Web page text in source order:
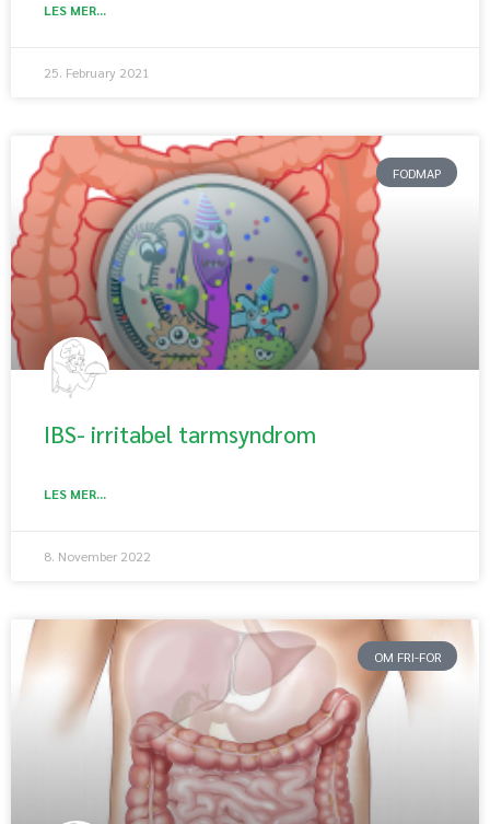
LES MER...
25. February 2021
FODMAP
IBS- irritabel tarmsyndrom
LES MER...
8. November 2022
OM FRI-FOR